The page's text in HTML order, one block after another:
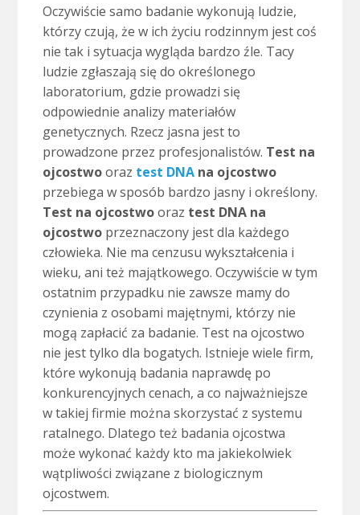
Oczywiście samo badanie wykonują ludzie,
którzy czują, że w ich życiu rodzinnym jest coś
nie tak i sytuacja wygląda bardzo źle. Tacy
ludzie zgłaszają się do określonego
laboratorium, gdzie prowadzi się
odpowiednie analizy materiałów
genetycznych. Rzecz jasna jest to
prowadzone przez profesjonalistów. Test na
ojcostwooraz test DNAna ojcostwo
przebiega w sposób bardzo jasny i określony.
Test na ojcostwooraz test DNA na
ojcostwoprzeznaczony jest dla każdego
człowieka. Nie ma cenzusu wykształcenia i
wieku, ani też majątkowego. Oczywiście w tym
ostatnim przypadku nie zawsze mamy do
czynienia z osobami majętnymi, którzy nie
mogą zapłacić za badanie. Test na ojcostwo
nie jest tylko dla bogatych. Istnieje wiele firm,
które wykonują badania naprawdę po
konkurencyjnych cenach, a co najważniejsze
w takiej firmie można skorzystać z systemu
ratalnego. Dlatego też badania ojcostwa
może wykonać każdy kto ma jakiekolwiek
wątpliwości związane z biologicznym
ojcostwem.